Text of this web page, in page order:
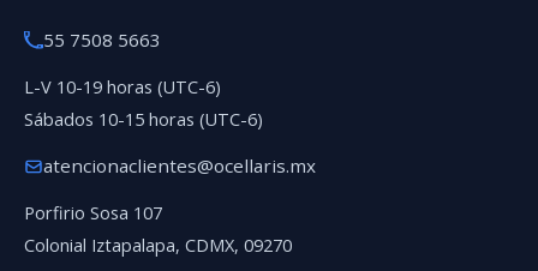
55 7508 5663
L-V 10-19 horas (UTC-6)
Sábados 10-15 horas (UTC-6)
atencionaclientes@ocellaris.mx
Porfirio Sosa 107
Colonial Iztapalapa, CDMX, 09270